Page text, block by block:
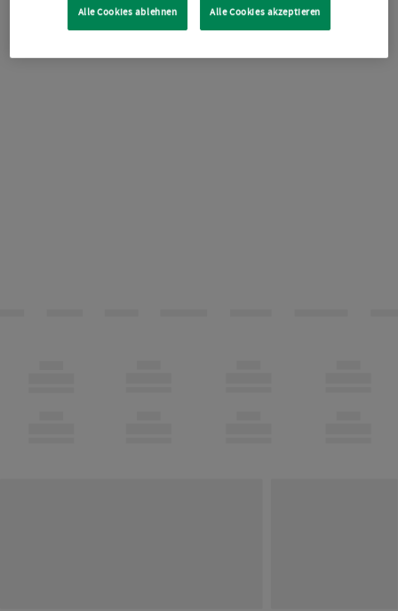
Alle Cookies ablehnen Alle Cookies akzeptieren